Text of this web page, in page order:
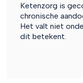
Ketenzorg is
chronische
Het valt niet
dit betekent.